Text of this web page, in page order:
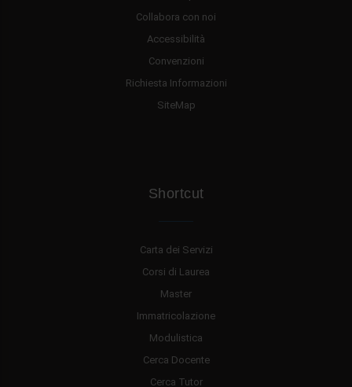
Collabora con noi
Accessibilità
Convenzioni
Richiesta Informazioni
SiteMap
Shortcut
Carta dei Servizi
Corsi di Laurea
Master
Immatricolazione
Modulistica
Cerca Docente
Cerca Tutor